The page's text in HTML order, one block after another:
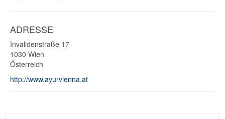
ADRESSE
Invalidenstraße 17
1030 Wien
Österreich
http://www.ayurvienna.at